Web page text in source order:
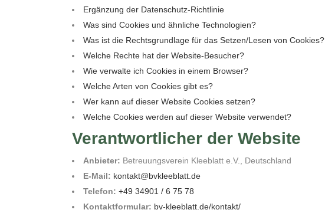
Ergänzung der Datenschutz-Richtlinie
Was sind Cookies und ähnliche Technologien?
Was ist die Rechtsgrundlage für das Setzen/Lesen von Cookies?
Welche Rechte hat der Website-Besucher?
Wie verwalte ich Cookies in einem Browser?
Welche Arten von Cookies gibt es?
Wer kann auf dieser Website Cookies setzen?
Welche Cookies werden auf dieser Website verwendet?
Verantwortlicher der Website
Anbieter: Betreuungsverein Kleeblatt e.V., Deutschland
E-Mail: kontakt@bvkleeblatt.de
Telefon: +49 34901 / 6 75 78
Kontaktformular: bv-kleeblatt.de/kontakt/